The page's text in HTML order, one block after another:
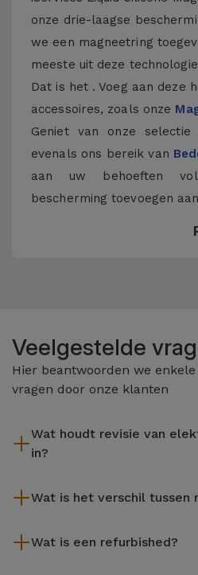
onze drie-laagse
we een magneetring
meeste uit deze
Dat is het . Voeg aan deze
accessoires, zoals onze
Geniet van onze selectie
evenals ons bereik van
aan uw behoeften
bescherming toevoegen
Veelgestelde
Hier beantwoorden we
vragen door onze klanten
Wat houdt revisie van
in?
reiniging, en niet te vergeten het
apparatuur die door Services
Wat is het verschil tussen
getest en voorbereid door
Wat is een refurbished?